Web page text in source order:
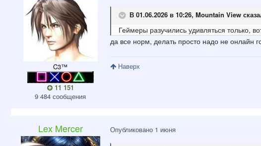
C3™
11 151
9 484 сообщения
В 01.06.2026 в 10:26, Mountain View
Геймеры разучились удивляться только,
да все норм, делать просто надо не онлайн
Наверх
Lex Mercer Опубликовано 1 июня